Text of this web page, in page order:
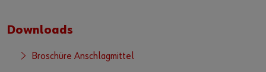
Downloads
Broschüre Anschlagmittel